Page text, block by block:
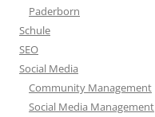
Paderborn
Schule
SEO
Social Media
Community Management
Social Media Management